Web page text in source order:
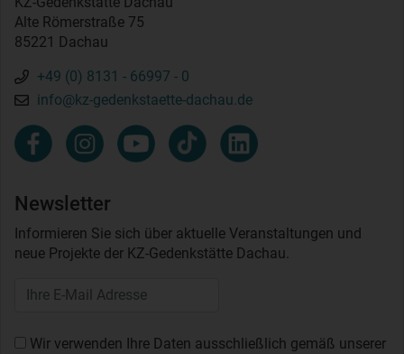
Alte Römerstraße 75
85221 Dachau
+49 (0) 8131 - 66997 - 0
info@kz-gedenkstaette-dachau.de
Newsletter
Informieren Sie sich über aktuelle Veranstaltungen und
neue Projekte der KZ-Gedenkstätte Dachau.
Wir verwenden Ihre Daten ausschließlich gemäß unserer